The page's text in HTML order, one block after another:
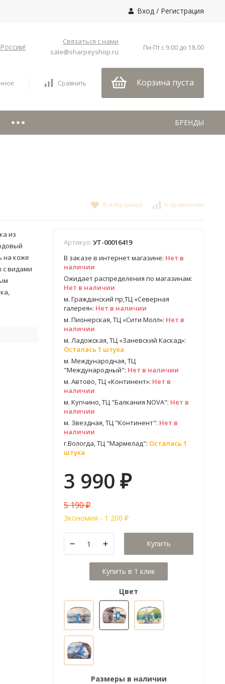
Вход / Регистрация
Связаться с нами
sale@sharpeyshop.ru
Пн-Пт с 9.00 до 18.00
Сравнить Корзина пуста
БРЕНДЫ
В избранное К сравнению
из
на коже
с видами
Артикул: УТ-00016419
В заказе в интернет магазине: Нет в
наличии
Ожидает распределения по магазинам:
Нет в наличии
м. Гражданский пр,ТЦ «Северная
галерея»: Нет в наличии
м. Пионерская, ТЦ «Сити Молл»: Нет в
наличии
м. Ладожская, ТЦ «Заневский Каскад»:
Осталась 1 штука
м. Международная, ТЦ
"Международный": Нет в наличии
м. Автово, ТЦ «Континент»: Нет в
наличии
м. Купчино, ТЦ "Балкания NOVA": Нет в
наличии
м. Звездная, ТЦ "Континент": Нет в
наличии
г.Вологда, ТЦ "Мармелад": Осталась 1
штука
3 990 ₽
5 190₽
Экономия - 1 200 ₽
Купить
Цвет
Размеры в наличии